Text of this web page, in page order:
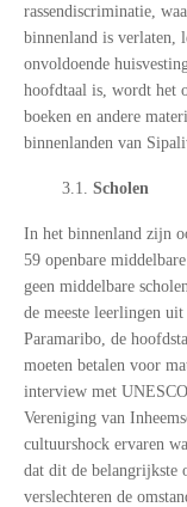
rassendiscriminatie,
binnenland is verlaten,
onvoldoende
hoofdtaal is, wordt het
boeken en andere
binnenlanden van
3.1. Scholen
In het binnenland zijn
59 openbare
geen middelbare
de meeste leerlingen
Paramaribo, de
moeten betalen voor
interview met
Vereniging van
cultuurshock ervaren
dat dit de belangrijkste
verslechteren de